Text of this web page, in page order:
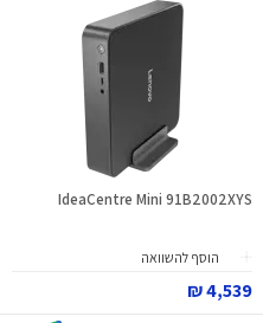
IdeaCentre Mini 91B2002XYS
הוסף להשוואה
4,539 ₪